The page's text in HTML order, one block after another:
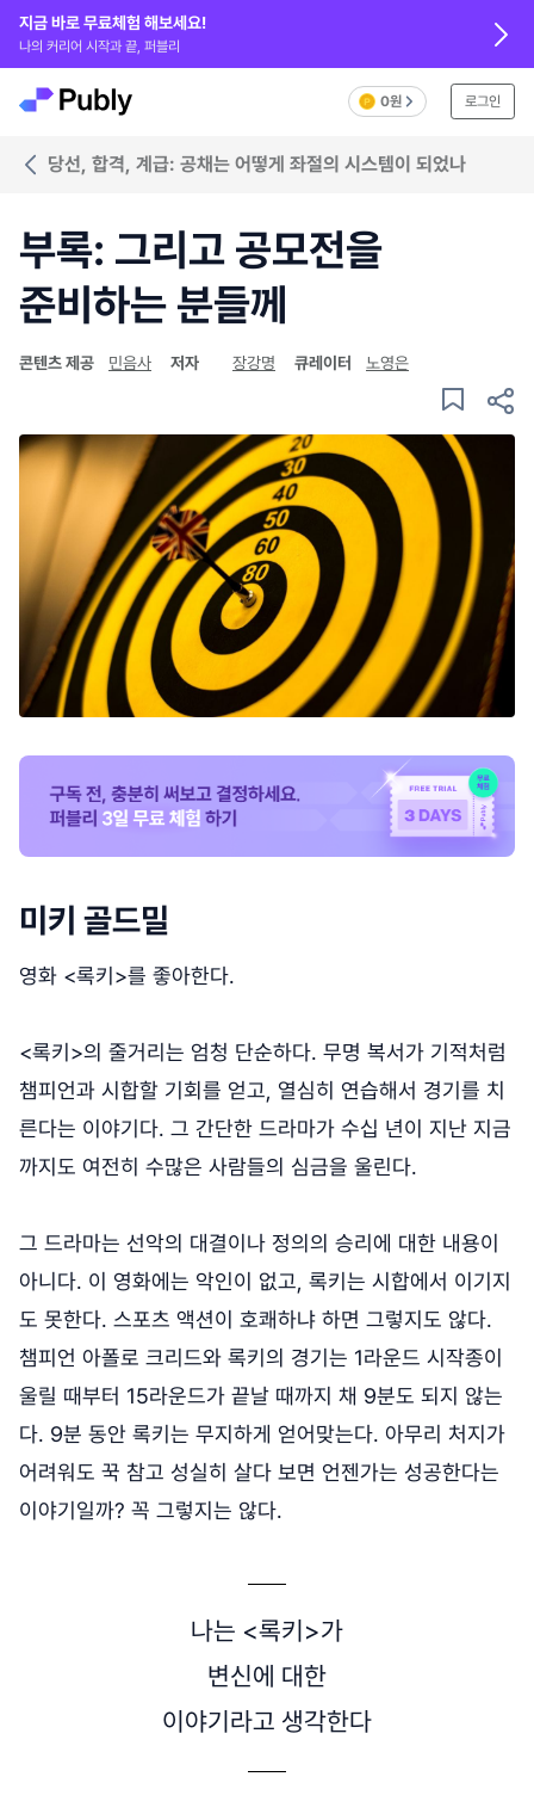
지금 바로 무료체험 해보세요!
나의 커리어 시작과 끝, 퍼블리
0원 로그인
당선, 합격, 계급: 공채는 어떻게 좌절의 시스템이 되었나
부록: 그리고 공모전을
준비하는 분들께
콘텐츠 제공 민음사 저자 장강명 큐레이터 노영은
미키 골드밀
영화 <록키>를 좋아한다.
<록키>의 줄거리는 엄청 단순하다. 무명 복서가 기적처럼
챔피언과 시합할 기회를 얻고, 열심히 연습해서 경기를 치
른다는 이야기다. 그 간단한 드라마가 수십 년이 지난 지금
까지도 여전히 수많은 사람들의 심금을 울린다.
그 드라마는 선악의 대결이나 정의의 승리에 대한 내용이
아니다. 이 영화에는 악인이 없고, 록키는 시합에서 이기지
도 못한다. 스포츠 액션이 호쾌하냐 하면 그렇지도 않다.
챔피언 아폴로 크리드와 록키의 경기는 1라운드 시작종이
울릴 때부터 15라운드가 끝날 때까지 채 9분도 되지 않는
다. 9분 동안 록키는 무지하게 얻어맞는다. 아무리 처지가
어려워도 꾹 참고 성실히 살다 보면 언젠가는 성공한다는
이야기일까? 꼭 그렇지는 않다.
나는 <록키>가
변신에 대한
이야기라고 생각한다